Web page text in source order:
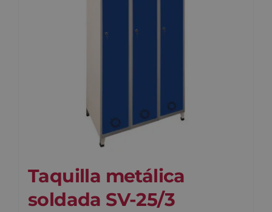
Taquilla metálica
soldada SV-25/3